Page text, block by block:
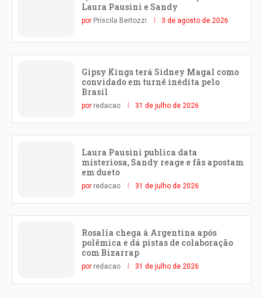
Laura Pausini e Sandy
por Priscila Bertozzi 3 de agosto de 2026
Gipsy Kings terá Sidney Magal como
convidado em turnê inédita pelo
Brasil
por redacao 31 de julho de 2026
Laura Pausini publica data
misteriosa, Sandy reage e fãs apostam
em dueto
por redacao 31 de julho de 2026
Rosalía chega à Argentina após
polêmica e dá pistas de colaboração
com Bizarrap
por redacao 31 de julho de 2026